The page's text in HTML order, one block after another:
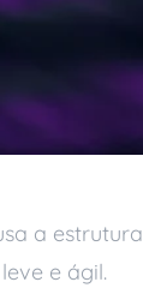
a estrutura
e ágil.